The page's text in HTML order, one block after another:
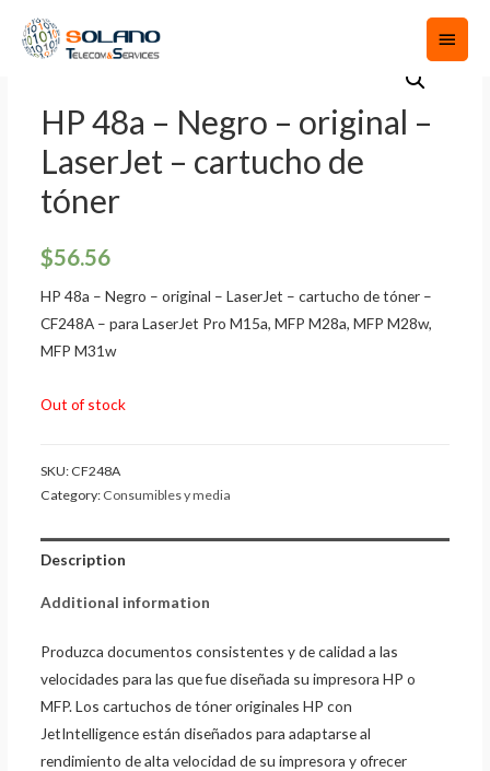
HP 48a – Negro – original –
LaserJet – cartucho de
tóner
$56.56
HP 48a – Negro – original – LaserJet – cartucho de tóner –
CF248A – para LaserJet Pro M15a, MFP M28a, MFP M28w,
MFP M31w
Out of stock
SKU: CF248A
Category: Consumibles y media
Description
Additional information
Produzca documentos consistentes y de calidad a las
velocidades para las que fue diseñada su impresora HP o
MFP. Los cartuchos de tóner originales HP con
JetIntelligence están diseñados para adaptarse al
rendimiento de alta velocidad de su impresora y ofrecer